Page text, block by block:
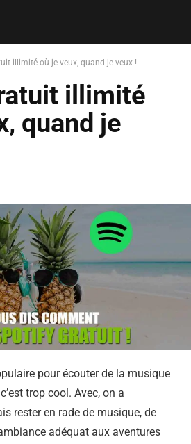
illimité où je veux, quand je veux !
illimité
quand je
pour écouter de la musique
trop cool. Avec, on a
rester en rade de musique, de
adéquat aux aventures